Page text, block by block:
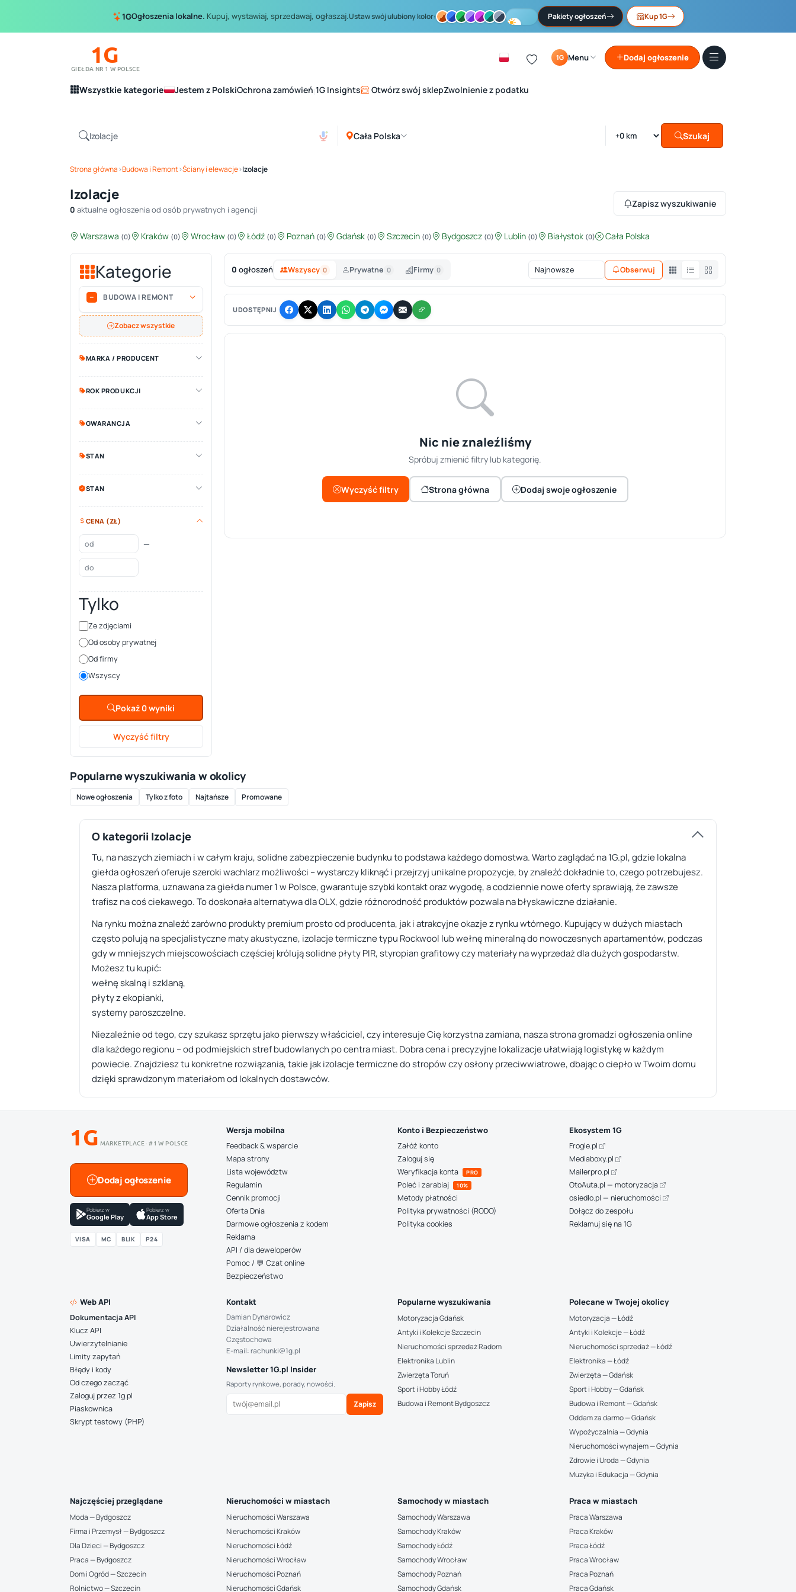
1GOgłoszenia lokalne. Kupuj, wystawiaj, sprzedawaj, ogłaszaj.Ustaw swój ulubiony kolor: Pakiety ogłoszeń Kup 1G
1G
GIEŁDA NR 1 W POLSCE
1G Menu Dodaj ogłoszenie
Wszystkie kategorie Jestem z PolskiOchrona zamówień 1G Insights Otwórz swój sklepZwolnienie z podatku
Cała Polska Szukaj
Strona główna›Budowa i Remont›Ściany i elewacje›Izolacje
Izolacje
0 aktualne ogłoszenia od osób prywatnych i agencji
Zapisz wyszukiwanie
Warszawa (0) Kraków (0) Wrocław (0) Łódź (0) Poznań (0) Gdańsk (0) Szczecin (0) Bydgoszcz (0) Lublin (0) Białystok (0) Cała Polska
Kategorie
BUDOWA I REMONT
Zobacz wszystkie
MARKA / PRODUCENT
ROK PRODUKCJI
GWARANCJA
STAN
STAN
CENA (ZŁ)
—
Tylko
Ze zdjęciami
Od osoby prywatnej
Od firmy
Wszyscy
Pokaż 0 wyniki
Wyczyść filtry
0 ogłoszeń Wszyscy 0 Prywatne 0 Firmy 0 Obserwuj
UDOSTĘPNIJ
Nic nie znaleźliśmy
Spróbuj zmienić filtry lub kategorię.
Wyczyść filtry Strona główna Dodaj swoje ogłoszenie
Popularne wyszukiwania w okolicy
Nowe ogłoszenia Tylko z foto Najtańsze Promowane
O kategorii Izolacje
Tu, na naszych ziemiach i w całym kraju, solidne zabezpieczenie budynku to podstawa każdego domostwa. Warto zaglądać na 1G.pl, gdzie lokalna
giełda ogłoszeń oferuje szeroki wachlarz możliwości – wystarczy kliknąć i przejrzyj unikalne propozycje, by znaleźć dokładnie to, czego potrzebujesz.
Nasza platforma, uznawana za giełda numer 1 w Polsce, gwarantuje szybki kontakt oraz wygodę, a codziennie nowe oferty sprawiają, że zawsze
trafisz na coś ciekawego. To doskonała alternatywa dla OLX, gdzie różnorodność produktów pozwala na błyskawiczne działanie.
Na rynku można znaleźć zarówno produkty premium prosto od producenta, jak i atrakcyjne okazje z rynku wtórnego. Kupujący w dużych miastach
często polują na specjalistyczne maty akustyczne, izolacje termiczne typu Rockwool lub wełnę mineralną do nowoczesnych apartamentów, podczas
gdy w mniejszych miejscowościach częściej królują solidne płyty PIR, styropian grafitowy czy materiały na wyprzedaż dla dużych gospodarstw.
Możesz tu kupić:
wełnę skalną i szklaną,
płyty z ekopianki,
systemy paroszczelne.
Niezależnie od tego, czy szukasz sprzętu jako pierwszy właściciel, czy interesuje Cię korzystna zamiana, nasza strona gromadzi ogłoszenia online
dla każdego regionu – od podmiejskich stref budowlanych po centra miast. Dobra cena i precyzyjne lokalizacje ułatwiają logistykę w każdym
powiecie. Znajdziesz tu konkretne rozwiązania, takie jak izolacje termiczne do stropów czy osłony przeciwwiatrowe, dbając o ciepło w Twoim domu
dzięki sprawdzonym materiałom od lokalnych dostawców.
1G MARKETPLACE · #1 W POLSCE
Dodaj ogłoszenie
Pobierz w
Google Play
Pobierz w
App Store
VISA MC BLIK P24
Wersja mobilna
Feedback & wsparcie
Mapa strony
Lista województw
Regulamin
Cennik promocji
Oferta Dnia
Darmowe ogłoszenia z kodem
Reklama
API / dla deweloperów
Pomoc / 💬 Czat online
Bezpieczeństwo
Konto i Bezpieczeństwo
Załóż konto
Zaloguj się
Weryfikacja konta
PRO
Poleć i zarabiaj 10%
Metody płatności
Polityka prywatności (RODO)
Polityka cookies
Ekosystem 1G
Frogle.pl
Mediaboxy.pl
Mailerpro.pl
OtoAuta.pl — motoryzacja
osiedlo.pl — nieruchomości
Dołącz do zespołu
Reklamuj się na 1G
Web API
Dokumentacja API
Klucz API
Uwierzytelnianie
Limity zapytań
Błędy i kody
Od czego zacząć
Zaloguj przez 1g.pl
Piaskownica
Skrypt testowy (PHP)
Kontakt
Damian Dynarowicz
Działalność nierejestrowana
Częstochowa
E-mail: rachunki@1g.pl
Newsletter 1G.pl Insider
Raporty rynkowe, porady, nowości.
Zapisz
Popularne wyszukiwania
Motoryzacja Gdańsk
Antyki i Kolekcje Szczecin
Nieruchomości sprzedaż Radom
Elektronika Lublin
Zwierzęta Toruń
Sport i Hobby Łódź
Budowa i Remont Bydgoszcz
Polecane w Twojej okolicy
Motoryzacja — Łódź
Antyki i Kolekcje — Łódź
Nieruchomości sprzedaż — Łódź
Elektronika — Łódź
Zwierzęta — Gdańsk
Sport i Hobby — Gdańsk
Budowa i Remont — Gdańsk
Oddam za darmo — Gdańsk
Wypożyczalnia — Gdynia
Nieruchomości wynajem — Gdynia
Zdrowie i Uroda — Gdynia
Muzyka i Edukacja — Gdynia
Najczęściej przeglądane
Moda — Bydgoszcz
Firma i Przemysł — Bydgoszcz
Dla Dzieci — Bydgoszcz
Praca — Bydgoszcz
Dom i Ogród — Szczecin
Rolnictwo — Szczecin
Nieruchomości w miastach
Nieruchomości Warszawa
Nieruchomości Kraków
Nieruchomości Łódź
Nieruchomości Wrocław
Nieruchomości Poznań
Nieruchomości Gdańsk
Samochody w miastach
Samochody Warszawa
Samochody Kraków
Samochody Łódź
Samochody Wrocław
Samochody Poznań
Samochody Gdańsk
Praca w miastach
Praca Warszawa
Praca Kraków
Praca Łódź
Praca Wrocław
Praca Poznań
Praca Gdańsk